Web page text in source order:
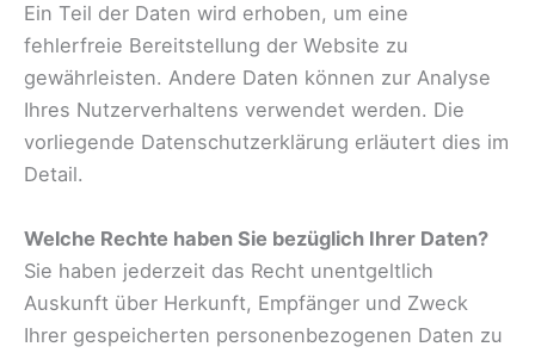
Ein Teil der Daten wird erhoben, um eine
fehlerfreie Bereitstellung der Website zu
gewährleisten. Andere Daten können zur Analyse
Ihres Nutzerverhaltens verwendet werden. Die
vorliegende Datenschutzerklärung erläutert dies im
Detail.
Welche Rechte haben Sie bezüglich Ihrer Daten?
Sie haben jederzeit das Recht unentgeltlich
Auskunft über Herkunft, Empfänger und Zweck
Ihrer gespeicherten personenbezogenen Daten zu